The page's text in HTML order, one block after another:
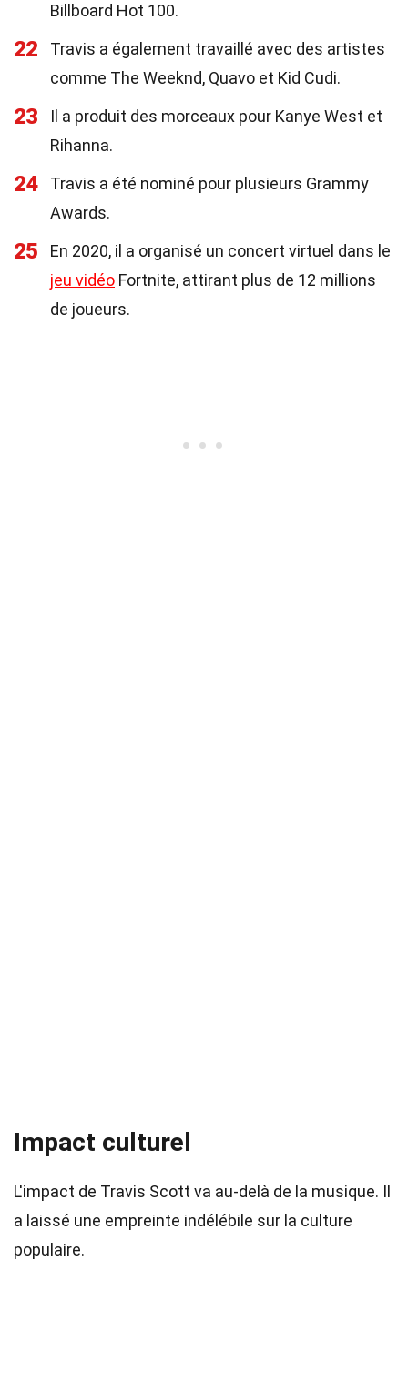
Billboard Hot 100.
22
Travis a également travaillé avec des artistes
comme The Weeknd, Quavo et Kid Cudi.
23
Il a produit des morceaux pour Kanye West et
Rihanna.
24
Travis a été nominé pour plusieurs Grammy
Awards.
25
En 2020, il a organisé un concert virtuel dans le
jeu vidéo Fortnite, attirant plus de 12 millions
de joueurs.
Impact culturel
L'impact de Travis Scott va au-delà de la musique. Il
a laissé une empreinte indélébile sur la culture
populaire.